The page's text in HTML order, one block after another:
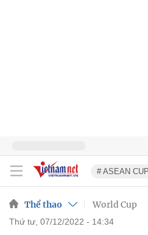
# ASEAN
Thể thao World Cup
thứ tư, 07/12/2022 - 14:34